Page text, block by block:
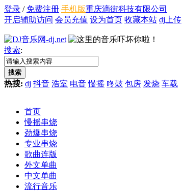
登录 / 免费注册 手机版重庆滴街科技有限公司
开启辅助访问 会员充值 设为首页 收藏本站 dj上传
搜索:
搜索
热搜: dj 抖音 浩室 电音 慢摇 咚鼓 包房 发烧 车载
首页
慢摇串烧
劲爆串烧
专业串烧
歌曲连版
外文单曲
中文单曲
流行音乐